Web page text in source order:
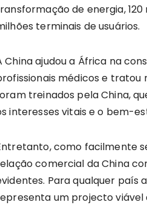
de energia,
terminais de usuários.
China ajudou a África na
médicos e tratou
treinados pela China,
interesses vitais e o bem-
como facilmente
comercial da China
Para qualquer país
um projecto viável